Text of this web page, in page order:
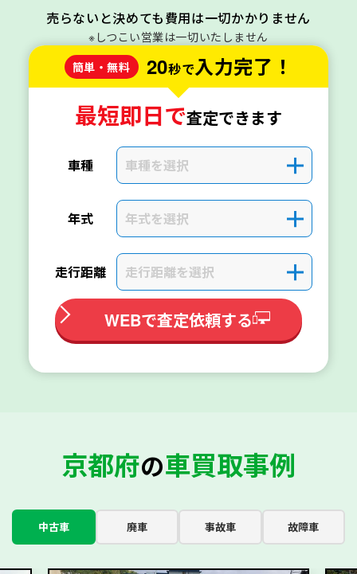
売らないと決めても費用は一切かかりません
※しつこい営業は一切いたしません
簡単・無料
20秒で入力完了！
最短即日で査定できます
車種 車種を選択 ＋
年式 年式を選択 ＋
走行距離 走行距離を選択 ＋
WEBで査定依頼する
京都府の車買取事例
中古車 廃車 事故車 故障車